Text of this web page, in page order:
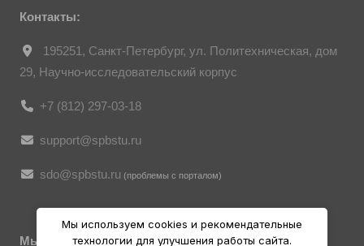
Контакты:
195251, Санкт-Петербург, ул. Политехническая, дом
29, Научно-исследовательский корпус
+7 (812) 297-03-18
support@spbstu.ru
sdo@spbstu.ru (проблемы с порталом)
Мы в социальных ресурсах
Мы используем cookies и рекомендательные
технологии для улучшения работы сайта.